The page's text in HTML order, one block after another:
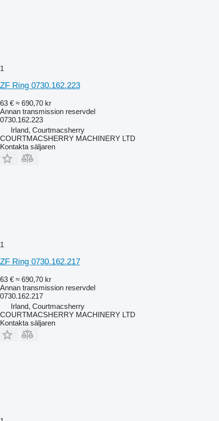
1
ZF Ring 0730.162.223
63 € ≈ 690,70 kr
Annan transmission reservdel
0730.162.223
Irland, Courtmacsherry
COURTMACSHERRY MACHINERY LTD
Kontakta säljaren
1
ZF Ring 0730.162.217
63 € ≈ 690,70 kr
Annan transmission reservdel
0730.162.217
Irland, Courtmacsherry
COURTMACSHERRY MACHINERY LTD
Kontakta säljaren